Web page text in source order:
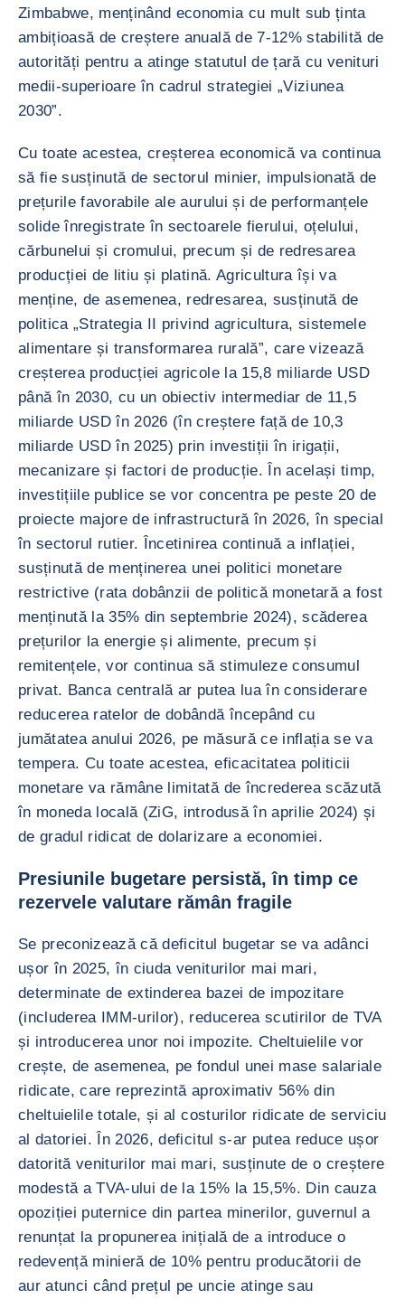
Zimbabwe, menținând economia cu mult sub ținta
ambițioasă de creștere anuală de 7-12% stabilită de
autorități pentru a atinge statutul de țară cu venituri
medii-superioare în cadrul strategiei „Viziunea
2030”.
Cu toate acestea, creșterea economică va continua
să fie susținută de sectorul minier, impulsionată de
prețurile favorabile ale aurului și de performanțele
solide înregistrate în sectoarele fierului, oțelului,
cărbunelui și cromului, precum și de redresarea
producției de litiu și platină. Agricultura își va
menține, de asemenea, redresarea, susținută de
politica „Strategia II privind agricultura, sistemele
alimentare și transformarea rurală”, care vizează
creșterea producției agricole la 15,8 miliarde USD
până în 2030, cu un obiectiv intermediar de 11,5
miliarde USD în 2026 (în creștere față de 10,3
miliarde USD în 2025) prin investiții în irigații,
mecanizare și factori de producție. În același timp,
investițiile publice se vor concentra pe peste 20 de
proiecte majore de infrastructură în 2026, în special
în sectorul rutier. Încetinirea continuă a inflației,
susținută de menținerea unei politici monetare
restrictive (rata dobânzii de politică monetară a fost
menținută la 35% din septembrie 2024), scăderea
prețurilor la energie și alimente, precum și
remitențele, vor continua să stimuleze consumul
privat. Banca centrală ar putea lua în considerare
reducerea ratelor de dobândă începând cu
jumătatea anului 2026, pe măsură ce inflația se va
tempera. Cu toate acestea, eficacitatea politicii
monetare va rămâne limitată de încrederea scăzută
în moneda locală (ZiG, introdusă în aprilie 2024) și
de gradul ridicat de dolarizare a economiei.
Presiunile bugetare persistă, în timp ce
rezervele valutare rămân fragile
Se preconizează că deficitul bugetar se va adânci
ușor în 2025, în ciuda veniturilor mai mari,
determinate de extinderea bazei de impozitare
(includerea IMM-urilor), reducerea scutirilor de TVA
și introducerea unor noi impozite. Cheltuielile vor
crește, de asemenea, pe fondul unei mase salariale
ridicate, care reprezintă aproximativ 56% din
cheltuielile totale, și al costurilor ridicate de serviciu
al datoriei. În 2026, deficitul s-ar putea reduce ușor
datorită veniturilor mai mari, susținute de o creștere
modestă a TVA-ului de la 15% la 15,5%. Din cauza
opoziției puternice din partea minerilor, guvernul a
renunțat la propunerea inițială de a introduce o
redevență minieră de 10% pentru producătorii de
aur atunci când prețul pe uncie atinge sau